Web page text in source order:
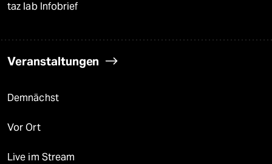
taz lab Infobrief
Veranstaltungen
Demnächst
Vor Ort
Live im Stream